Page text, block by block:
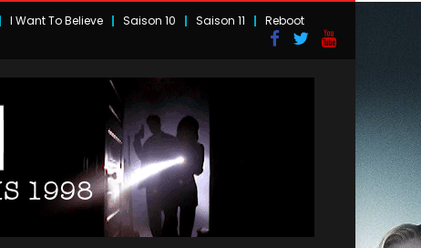
I Want To Believe Saison 10 Saison 11 Reboot